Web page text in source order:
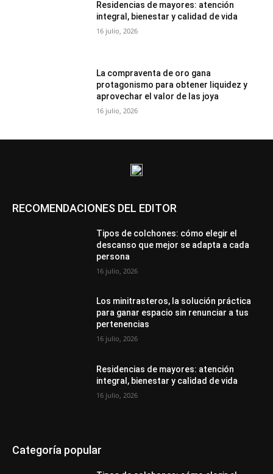
Residencias de mayores: atención
integral, bienestar y calidad de vida
16 julio, 2026
La compraventa de oro gana
protagonismo para obtener liquidez y
aprovechar el valor de las joya
16 julio, 2026
RECOMENDACIONES DEL EDITOR
Tipos de colchones: cómo elegir el
descanso que mejor se adapta a cada
persona
16 julio, 2026
Los minitrasteros, la solución práctica
para ganar espacio sin renunciar a tus
pertenencias
16 julio, 2026
Residencias de mayores: atención
integral, bienestar y calidad de vida
16 julio, 2026
Categoría popular